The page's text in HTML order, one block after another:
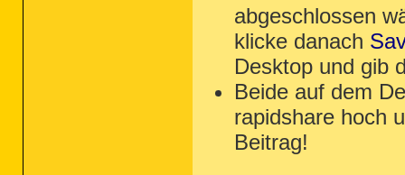
O23 - Service: Intel(R) Matrix
O23 - Service: InstallDriver Table
O23 - Service: Nero BackItUp
O23 - Service: PLFlash
O23 - Service: Cyberlink RichVideo
O23 - Service: sopidkc  Service
End of file - 10395 bytes
abgeschlossen
klicke danach
Desktop und gib
Beide auf dem
rapidshare hoch
Beitrag!